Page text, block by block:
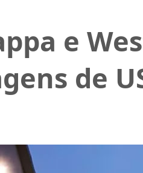
e
de